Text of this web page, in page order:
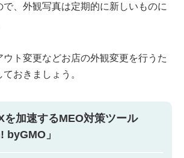
、外観写真は定期的に新しいものに
ト変更などお店の外観変更を行うた
おきましょう。
を加速するMEO対策ツール
byGMO」